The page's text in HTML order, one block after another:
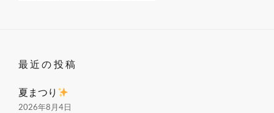
最近の投稿
夏まつり
2026年8月4日